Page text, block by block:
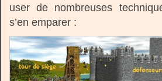
user de nombreuses
s’en emparer :